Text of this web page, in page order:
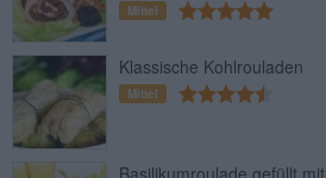
Mittel
Klassische Kohlrouladen
Mittel
Basilikumroulade gefüllt mit